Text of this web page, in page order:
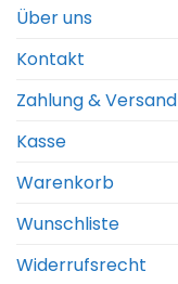
Über uns
Kontakt
Zahlung & Versand
Kasse
Warenkorb
Wunschliste
Widerrufsrecht